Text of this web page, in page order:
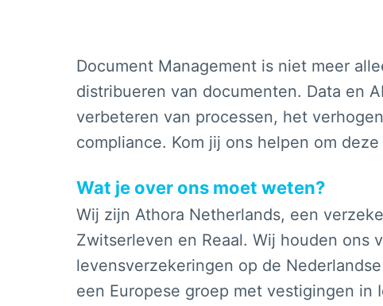
Document Management is niet meer
distribueren van documenten. Data en
verbeteren van processen, het
compliance. Kom jij ons helpen om
Wat je over ons moet weten?
Wij zijn Athora Netherlands, een
Zwitserleven en Reaal. Wij houden ons
levensverzekeringen op de
een Europese groep met vestigingen in